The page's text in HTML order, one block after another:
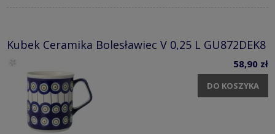
Kubek Ceramika Bolesławiec V 0,25 L GU872DEK8
58,90 zł
DO KOSZYKA